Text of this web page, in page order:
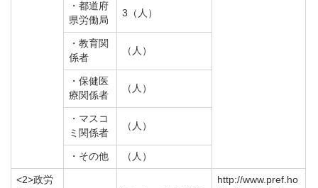
・都道府
県労働局
3（人）
・教育関
係者
（人）
・保健医
療関係者
（人）
・マスコ
ミ関係者
（人）
・その他 （人）
<2>政労
http://www.pref.ho